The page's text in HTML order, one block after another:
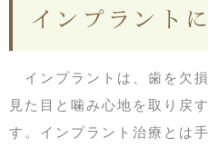
インプラント
インプラントは、歯を欠
見た目と噛み心地を取り戻
す。インプラント治療とは